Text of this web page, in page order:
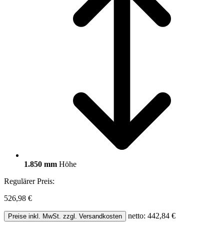
1.850 mm Höhe
Regulärer Preis:
526,98 €
Preise inkl. MwSt. zzgl. Versandkosten netto: 442,84 €